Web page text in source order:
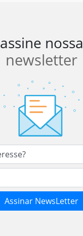
assine nossa
newsletter